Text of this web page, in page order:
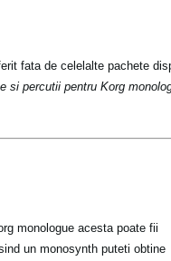
fata de celelalte pachete
si percutii pentru Korg
monologue acesta poate fii
un monosynth puteti obtine